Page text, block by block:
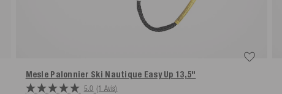
Mesle Palonnier Ski Nautique Easy Up 13,5"
5.0 (1 Avis)